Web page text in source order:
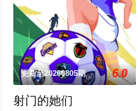
更新至20260805期 6.0
射门的她们